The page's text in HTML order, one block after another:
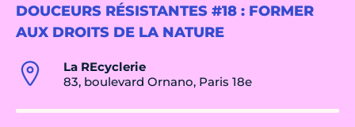
DOUCEURS RÉSISTANTES #18 : FORMER
AUX DROITS DE LA NATURE
La REcyclerie
83, boulevard Ornano, Paris 18e